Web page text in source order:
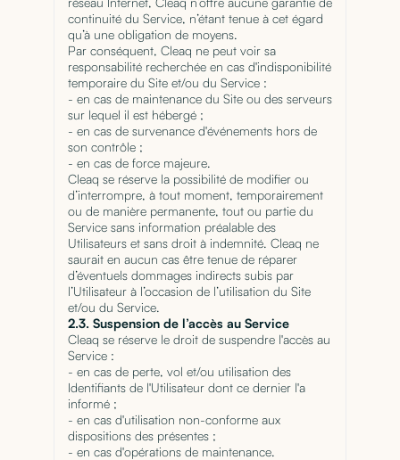
continuité du Service, n’étant tenue à cet égard
qu’à une obligation de moyens.
Par conséquent, Cleaq ne peut voir sa
responsabilité recherchée en cas d'indisponibilité
temporaire du Site et/ou du Service :
- en cas de maintenance du Site ou des serveurs
sur lequel il est hébergé ;
- en cas de survenance d'événements hors de
son contrôle ;
- en cas de force majeure.
Cleaq se réserve la possibilité de modifier ou
d’interrompre, à tout moment, temporairement
ou de manière permanente, tout ou partie du
Service sans information préalable des
Utilisateurs et sans droit à indemnité. Cleaq ne
saurait en aucun cas être tenue de réparer
d’éventuels dommages indirects subis par
l’Utilisateur à l’occasion de l’utilisation du Site
et/ou du Service.
2.3. Suspension de l’accès au Service
Cleaq se réserve le droit de suspendre l'accès au
Service :
- en cas de perte, vol et/ou utilisation des
Identifiants de l'Utilisateur dont ce dernier l'a
informé ;
- en cas d'utilisation non-conforme aux
dispositions des présentes ;
- en cas d'opérations de maintenance.